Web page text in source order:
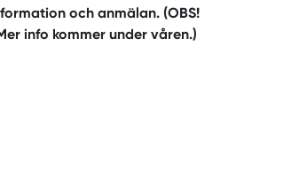
och anmälan. (OBS!
info kommer under våren.)